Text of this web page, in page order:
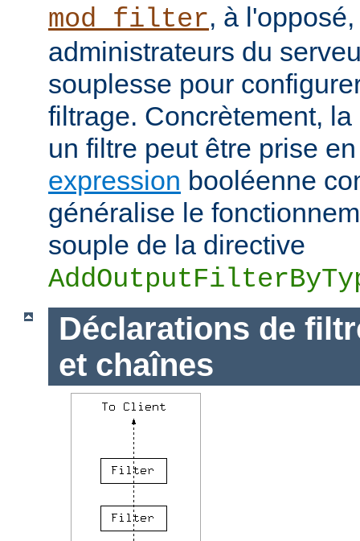
mod_filter, à
administrateurs du
souplesse pour
filtrage. Concrètement,
un filtre peut être prise
expression booléenne
généralise le
souple de la directive
Déclarations de
et chaînes